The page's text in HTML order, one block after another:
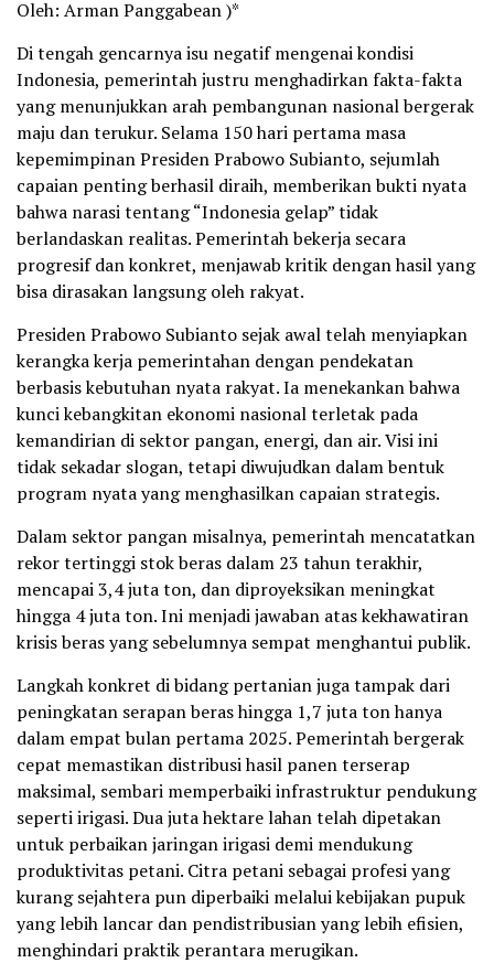
Oleh: Arman Panggabean )*
Di tengah gencarnya isu negatif mengenai kondisi
Indonesia, pemerintah justru menghadirkan fakta-fakta
yang menunjukkan arah pembangunan nasional bergerak
maju dan terukur. Selama 150 hari pertama masa
kepemimpinan Presiden Prabowo Subianto, sejumlah
capaian penting berhasil diraih, memberikan bukti nyata
bahwa narasi tentang “Indonesia gelap” tidak
berlandaskan realitas. Pemerintah bekerja secara
progresif dan konkret, menjawab kritik dengan hasil yang
bisa dirasakan langsung oleh rakyat.
Presiden Prabowo Subianto sejak awal telah menyiapkan
kerangka kerja pemerintahan dengan pendekatan
berbasis kebutuhan nyata rakyat. Ia menekankan bahwa
kunci kebangkitan ekonomi nasional terletak pada
kemandirian di sektor pangan, energi, dan air. Visi ini
tidak sekadar slogan, tetapi diwujudkan dalam bentuk
program nyata yang menghasilkan capaian strategis.
Dalam sektor pangan misalnya, pemerintah mencatatkan
rekor tertinggi stok beras dalam 23 tahun terakhir,
mencapai 3,4 juta ton, dan diproyeksikan meningkat
hingga 4 juta ton. Ini menjadi jawaban atas kekhawatiran
krisis beras yang sebelumnya sempat menghantui publik.
Langkah konkret di bidang pertanian juga tampak dari
peningkatan serapan beras hingga 1,7 juta ton hanya
dalam empat bulan pertama 2025. Pemerintah bergerak
cepat memastikan distribusi hasil panen terserap
maksimal, sembari memperbaiki infrastruktur pendukung
seperti irigasi. Dua juta hektare lahan telah dipetakan
untuk perbaikan jaringan irigasi demi mendukung
produktivitas petani. Citra petani sebagai profesi yang
kurang sejahtera pun diperbaiki melalui kebijakan pupuk
yang lebih lancar dan pendistribusian yang lebih efisien,
menghindari praktik perantara merugikan.